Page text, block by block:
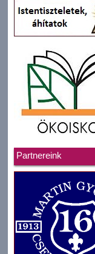
Partnereink